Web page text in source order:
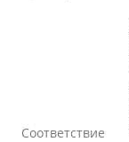
Соответствие